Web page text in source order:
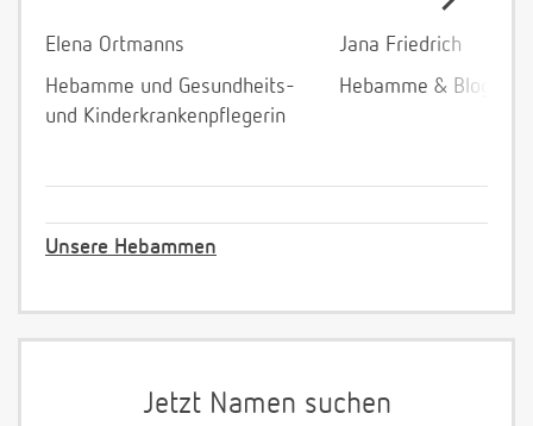
Elena Ortmanns
Hebamme und Gesundheits-
und Kinderkrankenpflegerin
Jana Friedrich
Hebamme &
Unsere Hebammen
Jetzt Namen suchen